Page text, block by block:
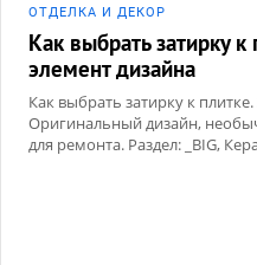
ОТДЕЛКА И ДЕКОР
Как выбрать затирку к
элемент дизайна
Как выбрать затирку к
Оригинальный дизайн,
для ремонта. Раздел: _BIG,